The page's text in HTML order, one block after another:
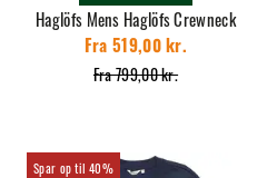
Haglöfs Mens Haglöfs Crewneck
Fra 799,00 kr.
Fra 519,00 kr.
40%